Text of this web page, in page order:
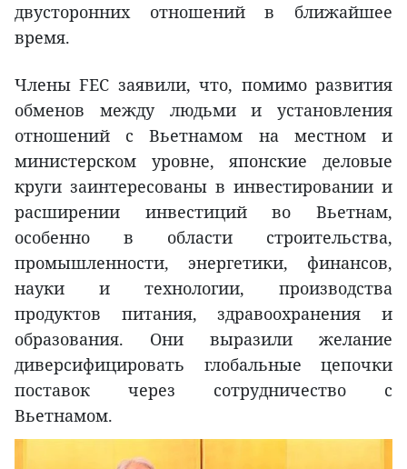
двусторонних отношений в ближайшее
время.
Члены FEC заявили, что, помимо развития
обменов между людьми и установления
отношений с Вьетнамом на местном и
министерском уровне, японские деловые
круги заинтересованы в инвестировании и
расширении инвестиций во Вьетнам,
особенно в области строительства,
промышленности, энергетики, финансов,
науки и технологии, производства
продуктов питания, здравоохранения и
образования. Они выразили желание
диверсифицировать глобальные цепочки
поставок через сотрудничество с
Вьетнамом.